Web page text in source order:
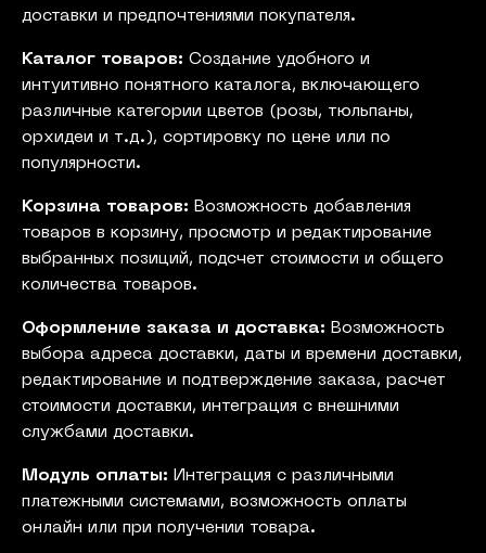
доставки и предпочтениями покупателя.
Каталог товаров: Создание удобного и
интуитивно понятного каталога, включающего
различные категории цветов (розы, тюльпаны,
орхидеи и т.д.), сортировку по цене или по
популярности.
Корзина товаров: Возможность добавления
товаров в корзину, просмотр и редактирование
выбранных позиций, подсчет стоимости и общего
количества товаров.
Оформление заказа и доставка: Возможность
выбора адреса доставки, даты и времени доставки,
редактирование и подтверждение заказа, расчет
стоимости доставки, интеграция с внешними
службами доставки.
Модуль оплаты: Интеграция с различными
платежными системами, возможность оплаты
онлайн или при получении товара.